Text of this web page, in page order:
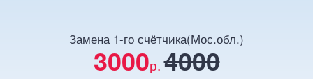
Замена 1-го счётчика(Мос.обл.)
3000р.4000